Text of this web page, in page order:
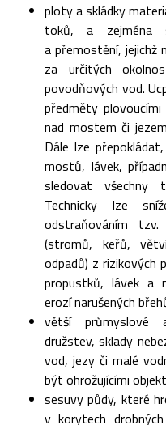
ploty a skládky
toků, a zejména
a přemostění, jejichž
za určitých
povodňových vod.
předměty
nad mostem či
Dále lze
mostů, lávek,
sledovat všechny
Technicky lze
odstraňováním
(stromů, keřů,
odpadů) z
propustků, lávek a
erozí narušených
větší průmyslové
družstev, sklady
vod, jezy či malé
být ohrožujícími
sesuvy půdy, které
v korytech